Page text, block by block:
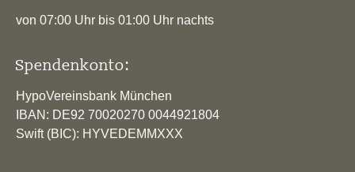
von 07:00 Uhr bis 01:00 Uhr nachts
Spendenkonto:
HypoVereinsbank München
IBAN: DE92 70020270 0044921804
Swift (BIC): HYVEDEMMXXX